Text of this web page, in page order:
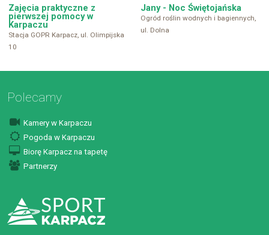
ICAL
Zajęcia praktyczne z
pierwszej pomocy w
Karpaczu
Stacja GOPR Karpacz, ul. Olimpijska
10
Jany - Noc Świętojańska
Ogród roślin wodnych i bagiennych,
ul. Dolna
Polecamy
Kamery w Karpaczu
Pogoda w Karpaczu
Biorę Karpacz na tapetę
Partnerzy